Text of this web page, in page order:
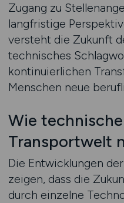
Zugang zu
langfristige
versteht die Zukunft
technisches
kontinuierlichen
Menschen neue
Wie
Transportwelt
Die Entwicklungen
zeigen, dass die
durch einzelne